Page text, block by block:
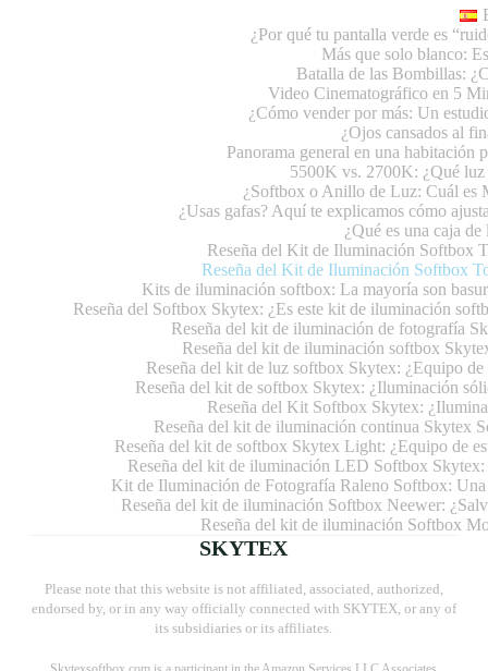
¿Por qué tu pantalla verde es
Más que solo blanco:
Batalla de las Bombillas:
Video Cinematográfico en 5
¿Cómo vender por más: Un
¿Ojos cansados al
Panorama general en una habitación
5500K vs. 2700K: ¿Qué luz
¿Softbox o Anillo de Luz: Cuál es
¿Usas gafas? Aquí te explicamos cómo
¿Qué es una caja
Reseña del Kit de Iluminación Softbox
Reseña del Kit de Iluminación Softbox
Kits de iluminación softbox: La mayoría son
Reseña del Softbox Skytex: ¿Es este kit de iluminación
Reseña del kit de iluminación de fotografía
Reseña del kit de iluminación softbox
Reseña del kit de luz softbox Skytex: ¿Equipo
Reseña del kit de softbox Skytex: ¿Iluminación
Reseña del Kit Softbox Skytex:
Reseña del kit de iluminación continua Skytex
Reseña del kit de softbox Skytex Light: ¿Equipo de
Reseña del kit de iluminación LED Softbox
Kit de Iluminación de Fotografía Raleno Softbox:
Reseña del kit de iluminación Softbox Neewer:
Reseña del kit de iluminación Softbox
SKYTEX
Please note that this website is not affiliated, associated, authorized,
endorsed by, or in any way officially connected with SKYTEX, or any of
its subsidiaries or its affiliates.